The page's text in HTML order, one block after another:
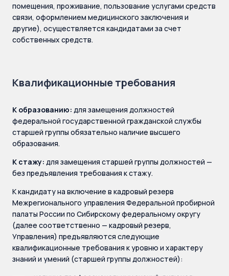
помещения, проживание, пользование услугами средств
связи, оформлением медицинского заключения и
другие), осуществляется кандидатами за счет
собственных средств.
Квалификационные требования
К образованию: для замещения должностей
федеральной государственной гражданской службы
старшей группы обязательно наличие высшего
образования.
К стажу: для замещения старшей группы должностей —
без предъявления требования к стажу.
К кандидату на включение в кадровый резерв
Межрегионального управления Федеральной пробирной
палаты России по Сибирскому федеральному округу
(далее соответственно — кадровый резерв,
Управления) предъявляются следующие
квалификационные требования к уровню и характеру
знаний и умений (старшей группы должностей):